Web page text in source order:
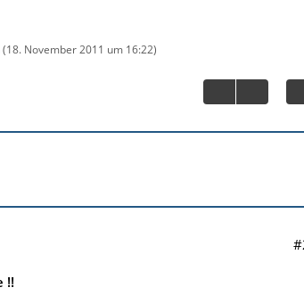
(18. November 2011 um 16:22)
!!